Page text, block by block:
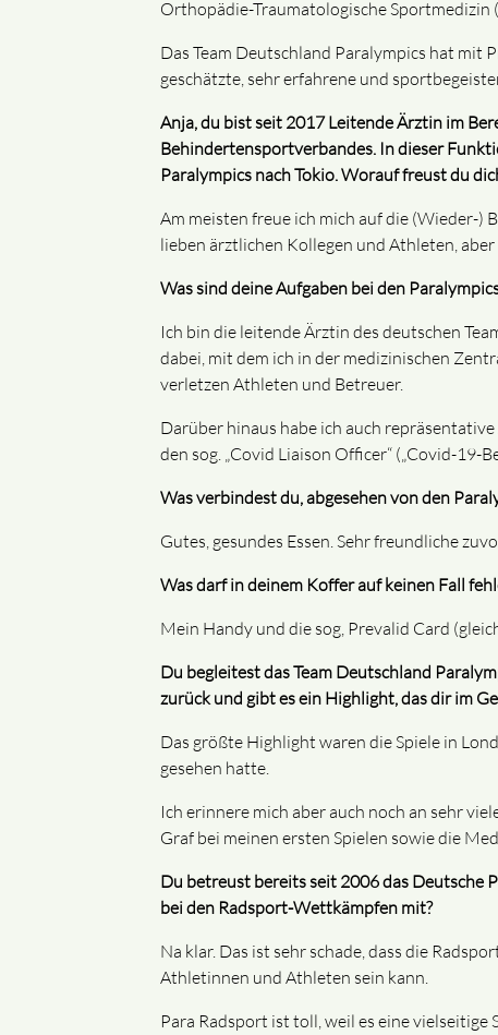
Orthopädie-Traumatologische Sportmedizin
Das Team Deutschland Paralympics hat mit
geschätzte, sehr erfahrene und
Anja, du bist seit 2017 Leitende Ärztin im
Behindertensportverbandes. In dieser
Paralympics nach Tokio. Worauf freust du
Am meisten freue ich mich auf die (Wieder-)
lieben ärztlichen Kollegen und Athleten,
Was sind deine Aufgaben bei den
Ich bin die leitende Ärztin des deutschen
dabei, mit dem ich in der medizinischen
verletzen Athleten und Betreuer.
Darüber hinaus habe ich auch
den sog. „Covid Liaison Officer“ („Covid-19-
Was verbindest du, abgesehen von den
Gutes, gesundes Essen. Sehr freundliche
Was darf in deinem Koffer auf keinen Fall
Mein Handy und die sog, Prevalid Card
Du begleitest das Team Deutschland
zurück und gibt es ein Highlight, das dir im
Das größte Highlight waren die Spiele in
gesehen hatte.
Ich erinnere mich aber auch noch an sehr
Graf bei meinen ersten Spielen sowie die
Du betreust bereits seit 2006 das Deutsche
bei den Radsport-Wettkämpfen mit?
Na klar. Das ist sehr schade, dass die
Athletinnen und Athleten sein kann.
Para Radsport ist toll, weil es eine